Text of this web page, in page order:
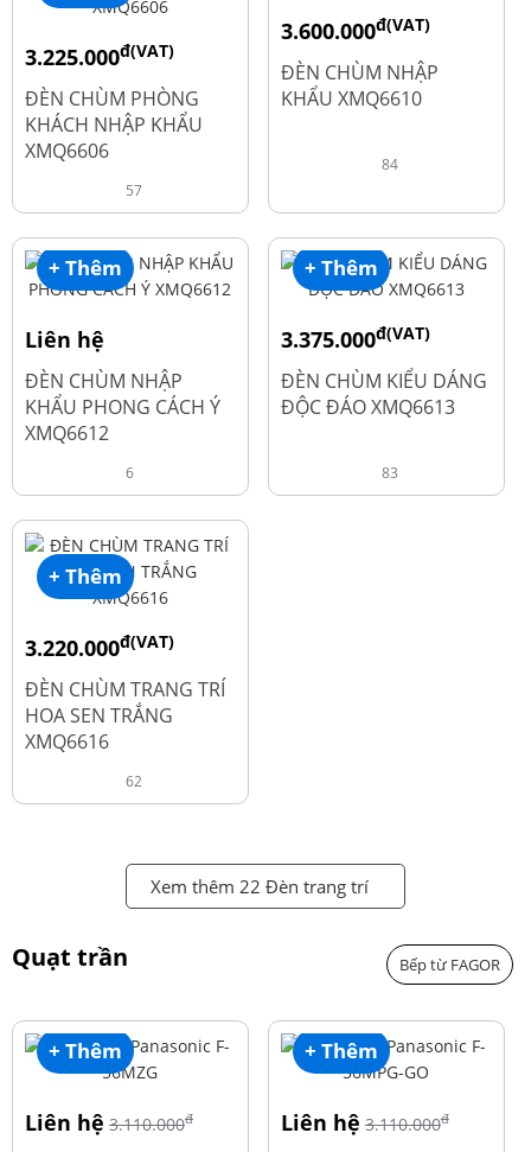
3.225.000đ(VAT)
4.300.000
ĐÈN CHÙM PHÒNG
KHÁCH NHẬP KHẨU
XMQ6606
57
3.600.000đ(VAT)
4.800.000
ĐÈN CHÙM NHẬP
KHẨU XMQ6610
84
+ Thêm
Liên hệ
ĐÈN CHÙM NHẬP
KHẨU PHONG CÁCH Ý
XMQ6612
6
+ Thêm
3.375.000đ(VAT)
4.500.000
ĐÈN CHÙM KIỂU DÁNG
ĐỘC ĐÁO XMQ6613
83
+ Thêm
3.220.000đ(VAT)
4.600.000
ĐÈN CHÙM TRANG TRÍ
HOA SEN TRẮNG
XMQ6616
62
Xem thêm 22 Đèn trang trí
Quạt trần Bếp từ FAGOR
+ Thêm
Liên hệ 3.110.000đ
+ Thêm
Liên hệ 3.110.000đ